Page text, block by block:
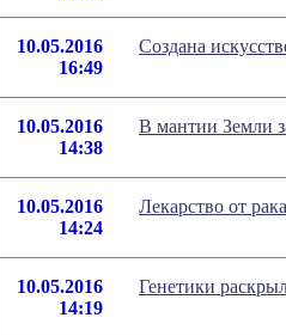
10.05.2016
16:49
Создана
10.05.2016
14:38
В мантии Земли
10.05.2016
14:24
Лекарство от
10.05.2016
14:19
Генетики